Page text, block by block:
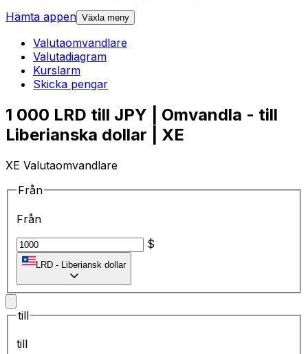
Hämta appen Växla meny
Valutaomvandlare
Valutadiagram
Kurslarm
Skicka pengar
1 000 LRD till JPY | Omvandla - till
Liberianska dollar | XE
XE Valutaomvandlare
Från
Från
$
LRD - Liberiansk dollar
till
till